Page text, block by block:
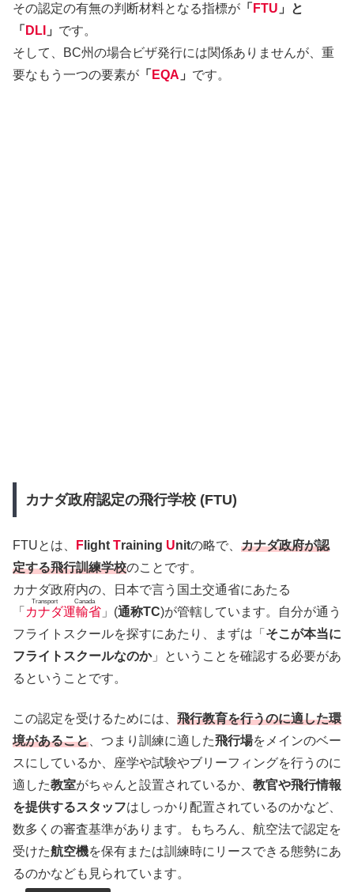
その認定の有無の判断材料となる指標が 「 FTU 」と
「 DLI 」 です。
そして、BC州の場合ビザ発行には関係ありませんが、重
要なもう一つの要素が 「 EQA 」 です。
カナダ政府認定の飛行学校 (FTU)
FTUとは、 F light Training Unitの略で、 カナダ政府が認
定する飛行訓練学校のことです。
カナダ政府内の、日本で言う国土交通省にあたる
「 カナダ運輸省
Transport Canada
」(通称TC)が管轄しています。自分が通う
フライトスクールを探すにあたり、まずは「 そこが本当に
フライトスクールなのか」ということを確認する必要があ
るということです。
この認定を受けるためには、 飛行教育を行うのに適した環
境があること 、つまり訓練に適した飛行場をメインのベー
スにしているか、座学や試験やブリーフィングを行うのに
適した教室がちゃんと設置されているか、 教官や飛行情報
を提供するスタッフはしっかり配置されているのかなど、
数多くの審査基準があります。もちろん、航空法で認定を
受けた航空機を保有または訓練時にリースできる態勢にあ
るのかなども見られています。